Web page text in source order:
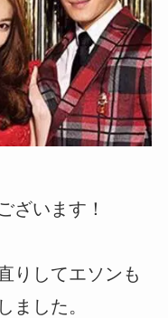
ざいます！
りしてエソンも
ました。